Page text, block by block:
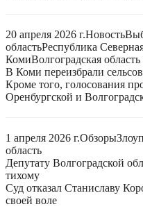
20 апреля 2026 г.Новость
областьРеспублика
КомиВолгоградская область
В Коми переизбрали
Кроме того, голосования
Оренбургской и
1 апреля 2026 г.Обзоры
область
Депутату Волгоградской
тихому
Суд отказал Станиславу
своей воле